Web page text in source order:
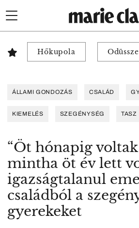
Hőkupola
ÁLLAMI GONDOZÁS CSALÁD
KIEMELÉS SZEGÉNYSÉG TASZ
“Öt hónapig
mintha öt év lett
igazságtalanul
családból a
gyerekeket